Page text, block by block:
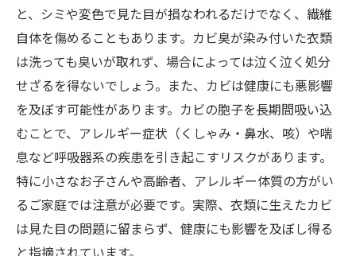
と、シミや変色で見た目が損なわれるだけでなく、繊維
自体を傷めることもあります。カビ臭が染み付いた衣類
は洗っても臭いが取れず、場合によっては泣く泣く処分
せざるを得ないでしょう。また、カビは健康にも悪影響
を及ぼす可能性があります。カビの胞子を長期間吸い込
むことで、アレルギー症状（くしゃみ・鼻水、咳）や喘
息など呼吸器系の疾患を引き起こすリスクがあります。
特に小さなお子さんや高齢者、アレルギー体質の方がい
るご家庭では注意が必要です。実際、衣類に生えたカビ
は見た目の問題に留まらず、健康にも影響を及ぼし得る
と指摘されています。